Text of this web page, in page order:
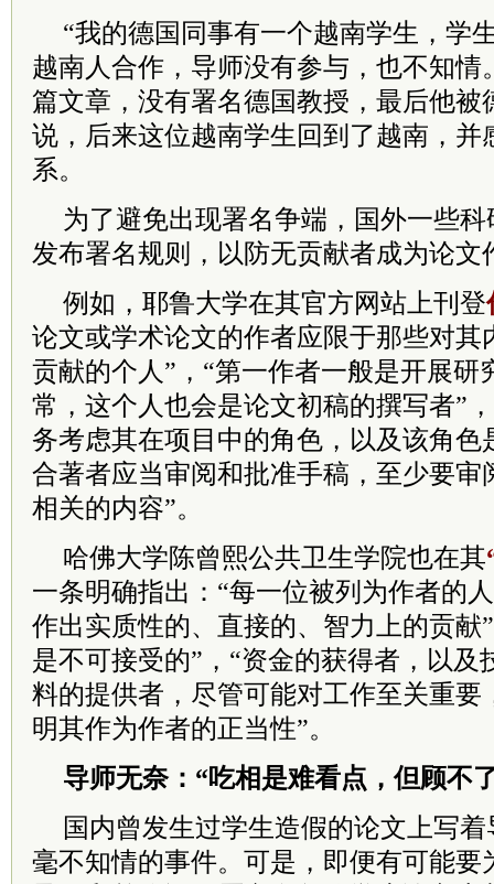
“我的德国同事有一个越南学生，学
越南人合作，导师没有参与，也不知情
篇文章，没有署名德国教授，最后他被
说，后来这位越南学生回到了越南，并
系。
为了避免出现署名争端，国外一些
发布署名规则，以防无贡献者成为论文
例如，耶鲁大学在其官方网站上刊登
论文或学术论文的作者应限于那些对其
贡献的个人”，“第一作者一般是开展研
常，这个人也会是论文初稿的撰写者”
务考虑其在项目中的角色，以及该角色
合著者应当审阅和批准手稿，至少要审
相关的内容”。
哈佛大学陈曾熙公共卫生学院也在其
一条明确指出：“每一位被列为作者的
作出实质性的、直接的、智力上的贡献
是不可接受的”，“资金的获得者，以及
料的提供者，尽管可能对工作至关重要
明其作为作者的正当性”。
导师无奈：“吃相是难看点，但顾不
国内曾发生过学生造假的论文上写
毫不知情的事件。可是，即便有可能要